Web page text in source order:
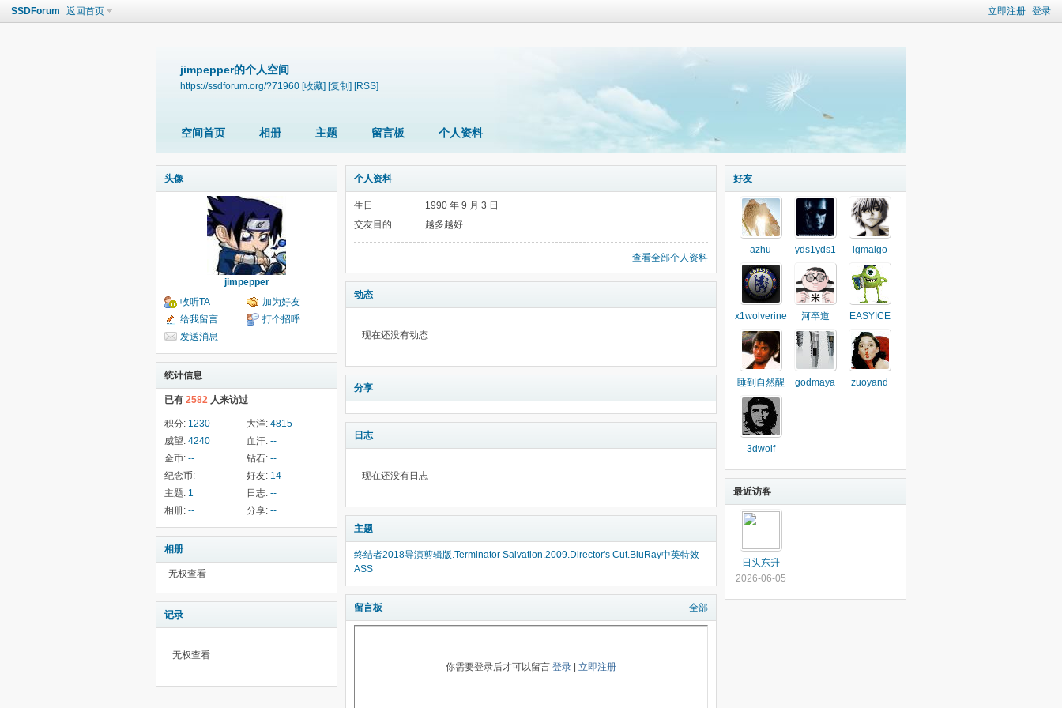
立即注册 登录
SSDForum 返回首页
jimpepper的个人空间
https://ssdforum.org/?71960 [收藏] [复制] [RSS]
空间首页 相册 主题 留言板 个人资料
头像
jimpepper
收听TA
加为好友
给我留言
打个招呼
发送消息
统计信息
已有 2582 人来访过
积分: 1230 大洋: 4815
威望: 4240 血汗: --
金币: -- 钻石: --
纪念币: -- 好友: 14
主题: 1 日志: --
相册: -- 分享: --
相册
无权查看
记录
无权查看
个人资料
生日
1990 年 9 月 3 日
交友目的
越多越好
查看全部个人资料
动态
现在还没有动态
分享
日志
现在还没有日志
主题
终结者2018导演剪辑版.Terminator Salvation.2009.Director's Cut.BluRay中英特效
ASS
留言板 全部
你需要登录后才可以留言 登录 立即注册
好友
azhu yds1yds1 lgmalgo
x1wolverine 河卒道 EASYICE
睡到自然醒 godmaya zuoyand
3dwolf
最近访客
日头东升
2026-06-05